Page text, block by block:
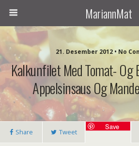
MariannMat
21. Desember 2012 • No
Kalkunfilet Med Tomat- Og
Appelsinsaus Og
Share Tweet
Save